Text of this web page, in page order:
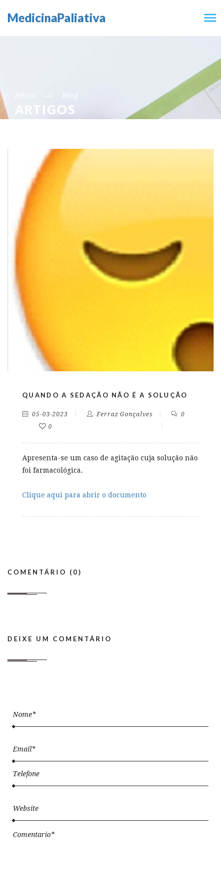
MedicinaPaliativa
Blog
ARTIGOS
QUANDO A SEDAÇÃO NÃO É A SOLUÇÃO
05-03-2023 Ferraz Gonçalves
0
0
Apresenta-se um caso de agitação cuja solução não
foi farmacológica.
Clique aqui para abrir o documento
COMENTÁRIO (0)
DEIXE UM COMENTÁRIO